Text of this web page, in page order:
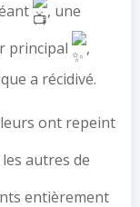
, une
principal
,
a récidivé.
ont repeint
autres de
entièrement